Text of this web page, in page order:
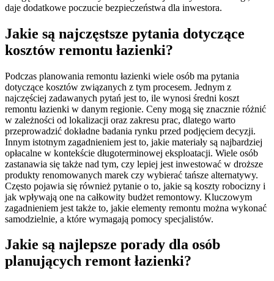
daje dodatkowe poczucie bezpieczeństwa dla inwestora.
Jakie są najczęstsze pytania dotyczące
kosztów remontu łazienki?
Podczas planowania remontu łazienki wiele osób ma pytania
dotyczące kosztów związanych z tym procesem. Jednym z
najczęściej zadawanych pytań jest to, ile wynosi średni koszt
remontu łazienki w danym regionie. Ceny mogą się znacznie różnić
w zależności od lokalizacji oraz zakresu prac, dlatego warto
przeprowadzić dokładne badania rynku przed podjęciem decyzji.
Innym istotnym zagadnieniem jest to, jakie materiały są najbardziej
opłacalne w kontekście długoterminowej eksploatacji. Wiele osób
zastanawia się także nad tym, czy lepiej jest inwestować w droższe
produkty renomowanych marek czy wybierać tańsze alternatywy.
Często pojawia się również pytanie o to, jakie są koszty robocizny i
jak wpływają one na całkowity budżet remontowy. Kluczowym
zagadnieniem jest także to, jakie elementy remontu można wykonać
samodzielnie, a które wymagają pomocy specjalistów.
Jakie są najlepsze porady dla osób
planujących remont łazienki?